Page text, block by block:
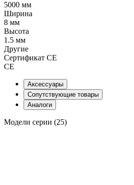
5000 мм
Ширина
8 мм
Высота
1.5 мм
Другие
Сертификат CE
CE
Аксессуары
Сопутствующие товары
Аналоги
Модели серии (25)